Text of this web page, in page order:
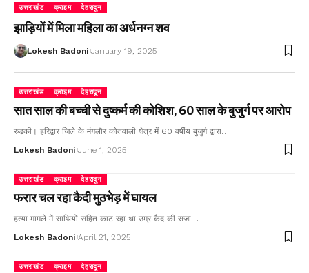
उत्तराखंड क्राइम देहरादून
झाड़ियों में मिला महिला का अर्धनग्न शव
Lokesh Badoni January 19, 2025
उत्तराखंड क्राइम देहरादून
सात साल की बच्ची से दुष्कर्म की कोशिश, 60 साल के बुजुर्ग पर आरोप
रुड़की। हरिद्वार जिले के मंगलौर कोतवाली क्षेत्र में 60 वर्षीय बुजुर्ग द्वारा…
Lokesh Badoni June 1, 2025
उत्तराखंड क्राइम देहरादून
फरार चल रहा कैदी मुठभेड़ में घायल
हत्या मामले में साथियों सहित काट रहा था उम्र कैद की सजा…
Lokesh Badoni April 21, 2025
उत्तराखंड क्राइम देहरादून